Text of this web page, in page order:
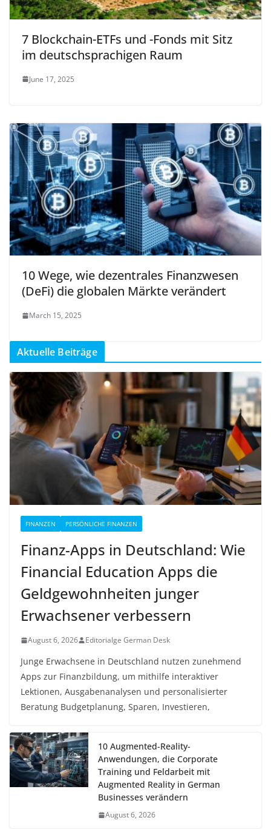
7 Blockchain-ETFs und -Fonds mit Sitz
im deutschsprachigen Raum
June 17, 2025
10 Wege, wie dezentrales Finanzwesen
(DeFi) die globalen Märkte verändert
March 15, 2025
Aktuelle Beiträge
FINANZEN PERSÖNLICHE FINANZEN
Finanz-Apps in Deutschland: Wie
Financial Education Apps die
Geldgewohnheiten junger
Erwachsener verbessern
August 6, 2026 Editorialge German Desk
Junge Erwachsene in Deutschland nutzen zunehmend
Apps zur Finanzbildung, um mithilfe interaktiver
Lektionen, Ausgabenanalysen und personalisierter
Beratung Budgetplanung, Sparen, Investieren,
10 Augmented-Reality-
Anwendungen, die Corporate
Training und Feldarbeit mit
Augmented Reality in German
Businesses verändern
August 6, 2026